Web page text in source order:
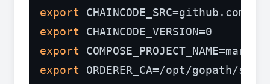
export
export
export
export